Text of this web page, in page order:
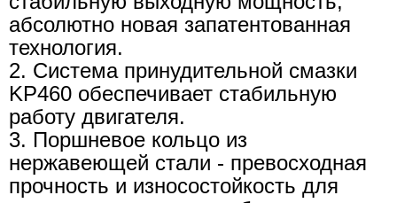
абсолютно новая запатентованная
технология.
2. Система принудительной смазки
KP460 обеспечивает стабильную
работу двигателя.
3. Поршневое кольцо из
нержавеющей стали - превосходная
прочность и износостойкость для